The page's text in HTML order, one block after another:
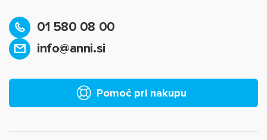
01 580 08 00
info@anni.si
Pomoč pri nakupu
Prijava
Za dodajanje na seznam želja morate biti prijavljeni.